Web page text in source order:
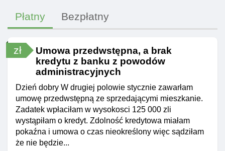
Płatny Bezpłatny
zł
Umowa przedwstępna, a brak
kredytu z banku z powodów
administracyjnych
Dzień dobry W drugiej polowie stycznie zawarłam
umowę przedwstępną ze sprzedającymi mieszkanie.
Zadatek wpłaciłam w wysokosci 125 000 zli
wystąpiłam o kredyt. Zdolność kredytowa miałam
pokaźna i umowa o czas nieokreślony więc sądziłam
że nie będzie...